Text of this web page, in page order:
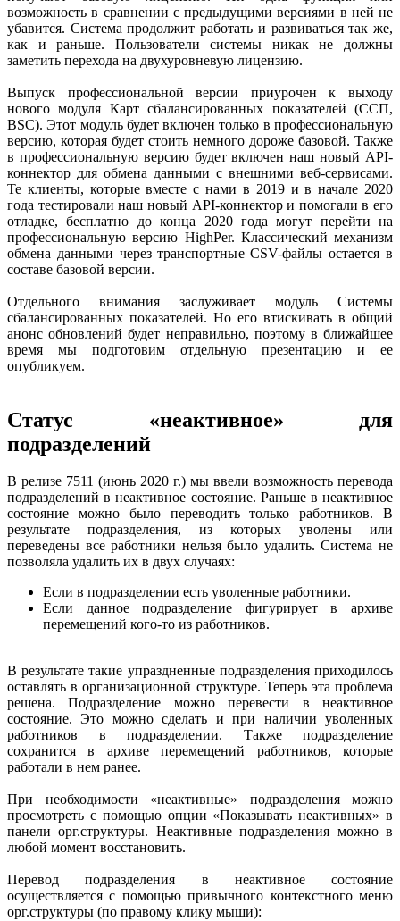
возможность в сравнении с предыдущими версиями в ней не
убавится. Система продолжит работать и развиваться так же,
как и раньше. Пользователи системы никак не должны
заметить перехода на двухуровневую лицензию.
Выпуск профессиональной версии приурочен к выходу
нового модуля Карт сбалансированных показателей (ССП,
BSC). Этот модуль будет включен только в профессиональную
версию, которая будет стоить немного дороже базовой. Также
в профессиональную версию будет включен наш новый API-
коннектор для обмена данными с внешними веб-сервисами.
Те клиенты, которые вместе с нами в 2019 и в начале 2020
года тестировали наш новый API-коннектор и помогали в его
отладке, бесплатно до конца 2020 года могут перейти на
профессиональную версию HighPer. Классический механизм
обмена данными через транспортные CSV-файлы остается в
составе базовой версии.
Отдельного внимания заслуживает модуль Системы
сбалансированных показателей. Но его втискивать в общий
анонс обновлений будет неправильно, поэтому в ближайшее
время мы подготовим отдельную презентацию и ее
опубликуем.
Статус «неактивное» для
подразделений
В релизе 7511 (июнь 2020 г.) мы ввели возможность перевода
подразделений в неактивное состояние. Раньше в неактивное
состояние можно было переводить только работников. В
результате подразделения, из которых уволены или
переведены все работники нельзя было удалить. Система не
позволяла удалить их в двух случаях:
Если в подразделении есть уволенные работники.
Если данное подразделение фигурирует в архиве
перемещений кого-то из работников.
В результате такие упраздненные подразделения приходилось
оставлять в организационной структуре. Теперь эта проблема
решена. Подразделение можно перевести в неактивное
состояние. Это можно сделать и при наличии уволенных
работников в подразделении. Также подразделение
сохранится в архиве перемещений работников, которые
работали в нем ранее.
При необходимости «неактивные» подразделения можно
просмотреть с помощью опции «Показывать неактивных» в
панели орг.структуры. Неактивные подразделения можно в
любой момент восстановить.
Перевод подразделения в неактивное состояние
осуществляется с помощью привычного контекстного меню
орг.структуры (по правому клику мыши):